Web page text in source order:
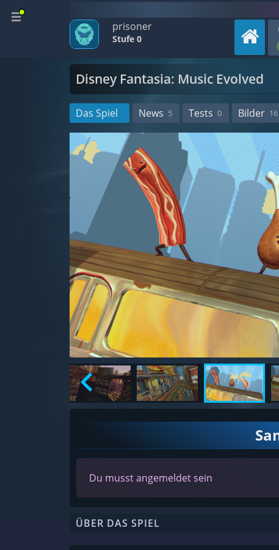
prisoner
Stufe 0
Disney Fantasia: Music Evolved
Das Spiel News 5 Tests 0 Bilder 16
Du musst angemeldet sein
ÜBER DAS SPIEL